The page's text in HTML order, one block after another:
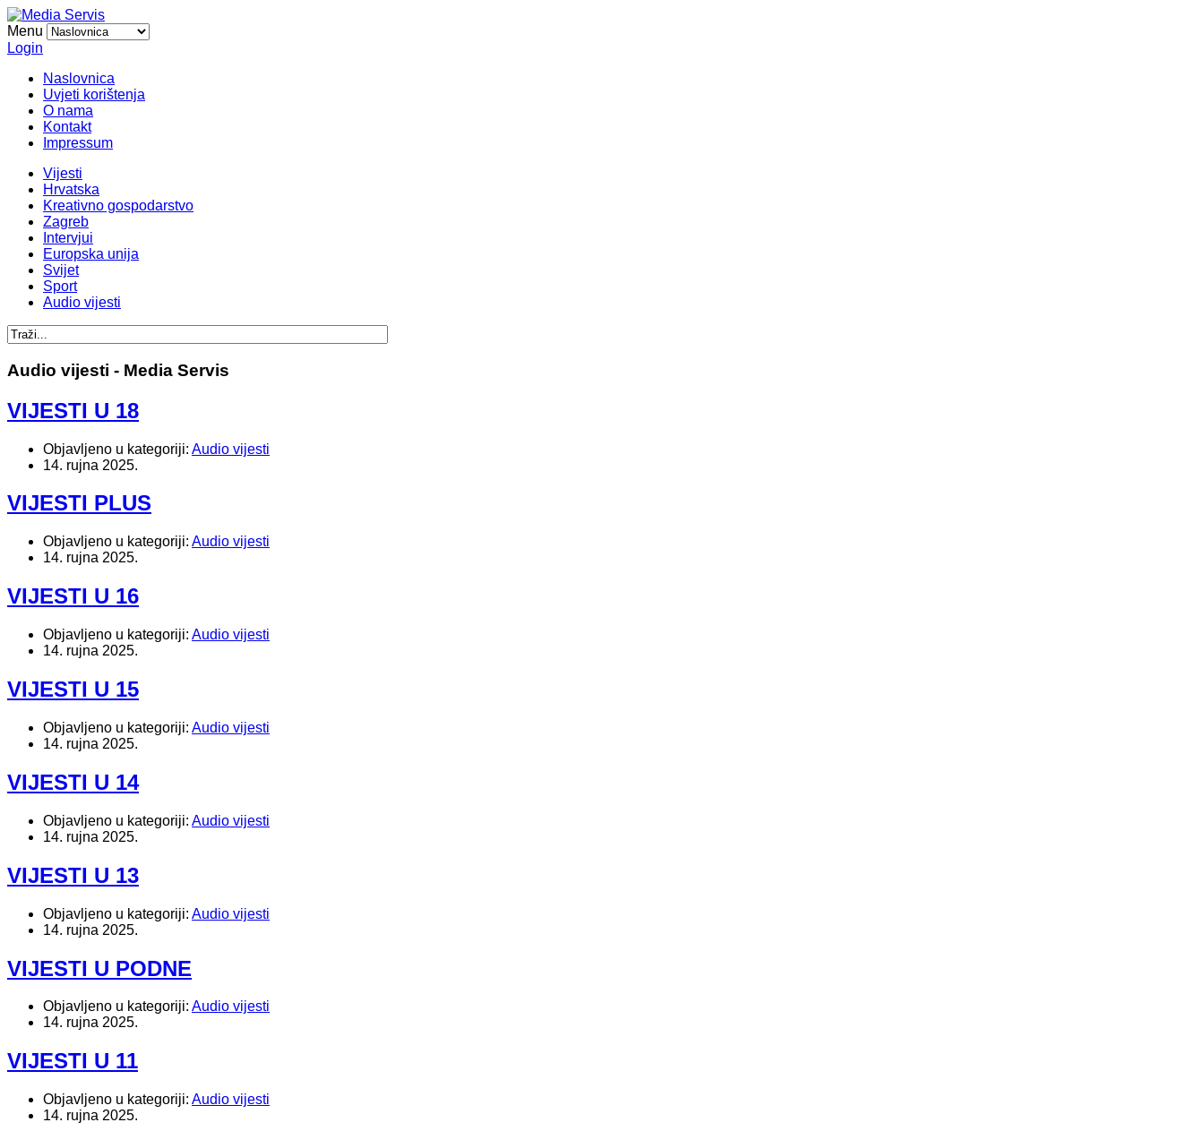
Menu
Login
Naslovnica
Uvjeti korištenja
O nama
Kontakt
Impressum
Vijesti
Hrvatska
Kreativno gospodarstvo
Zagreb
Intervjui
Europska unija
Svijet
Sport
Audio vijesti
Audio vijesti - Media Servis
VIJESTI U 18
Objavljeno u kategoriji: Audio vijesti
14. rujna 2025.
VIJESTI PLUS
Objavljeno u kategoriji: Audio vijesti
14. rujna 2025.
VIJESTI U 16
Objavljeno u kategoriji: Audio vijesti
14. rujna 2025.
VIJESTI U 15
Objavljeno u kategoriji: Audio vijesti
14. rujna 2025.
VIJESTI U 14
Objavljeno u kategoriji: Audio vijesti
14. rujna 2025.
VIJESTI U 13
Objavljeno u kategoriji: Audio vijesti
14. rujna 2025.
VIJESTI U PODNE
Objavljeno u kategoriji: Audio vijesti
14. rujna 2025.
VIJESTI U 11
Objavljeno u kategoriji: Audio vijesti
14. rujna 2025.